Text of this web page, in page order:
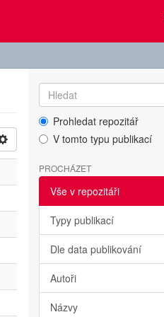
Prohledat repozitář
V tomto typu publikací
PROCHÁZET
Vše v repozitáři
Typy publikací
Dle data publikování
Autoři
Názvy